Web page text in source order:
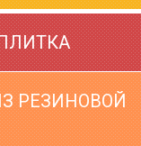
РЕЗИНОВОЙ